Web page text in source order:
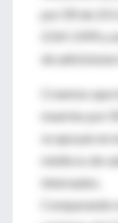
por ER de
IOM 1999 y
de
Creemos
muertes por
se apoyan
médicos de
internados.